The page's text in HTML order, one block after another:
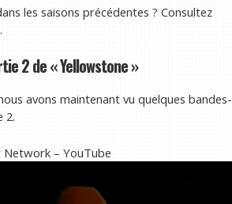
les saisons précédentes ? Consultez
2 de « Yellowstone »
avons maintenant vu quelques bandes-
2.
– YouTube